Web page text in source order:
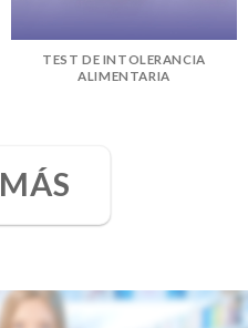
TEST DE INTOLERANCIA
ALIMENTARIA